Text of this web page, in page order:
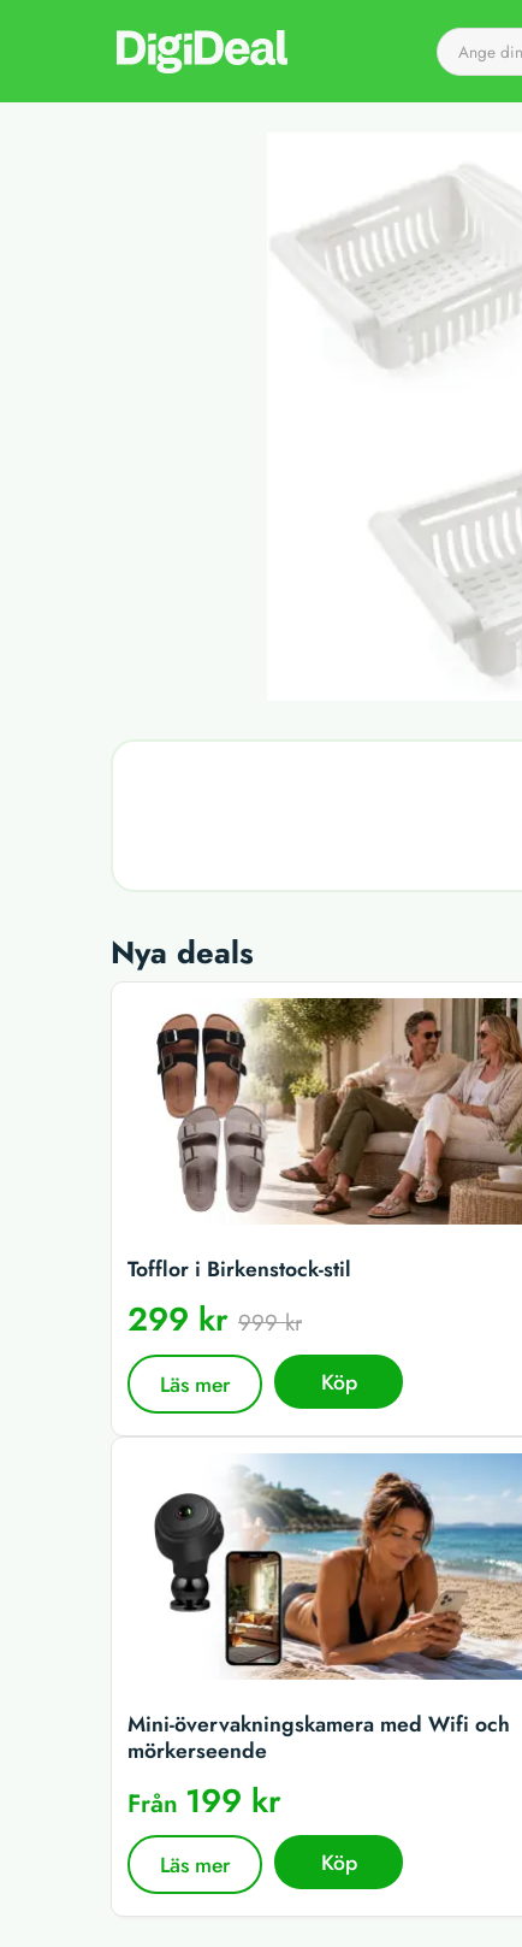
Till startsidan
Nya deals
Tofflor i Birkenstock-stil
299 kr 999 kr
Läs mer Köp
Mini-övervakningskamera med Wifi och
mörkerseende
Från 199 kr
Läs mer Köp